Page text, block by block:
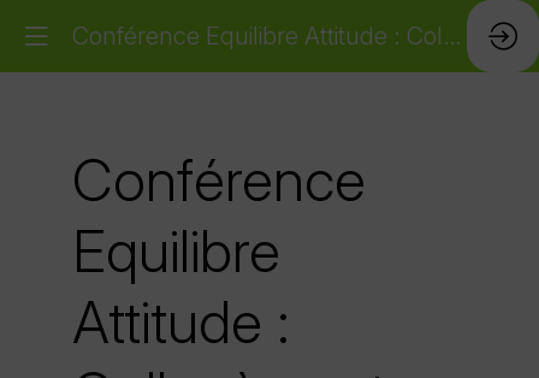
Conférence Equilibre Attitude : Collagène et Merchandising
Conférence
Equilibre
Attitude :